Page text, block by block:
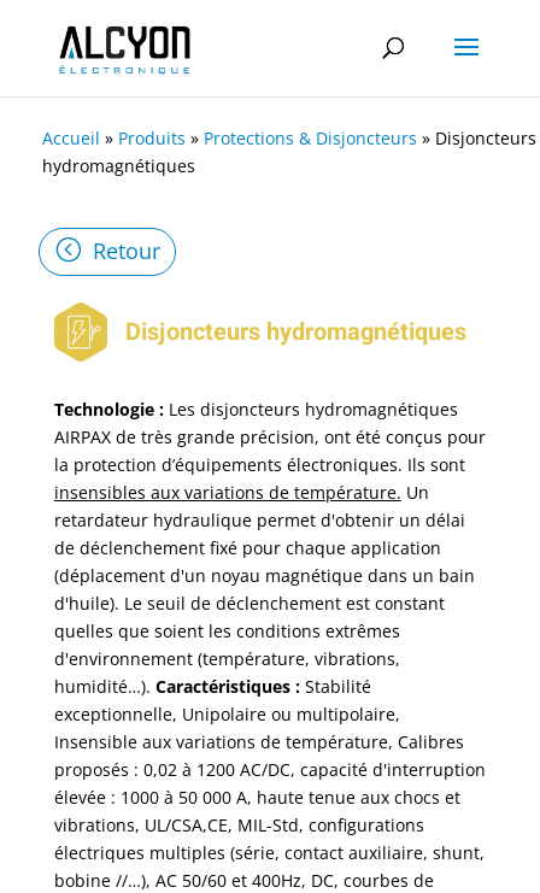
Accueil » Produits » Protections & Disjoncteurs » Disjoncteurs
hydromagnétiques
Retour
Disjoncteurs hydromagnétiques
Technologie :Les disjoncteurs hydromagnétiques
AIRPAX de très grande précision, ont été conçus pour
la protection d’équipements électroniques. Ils sont
insensibles aux variations de température. Un
retardateur hydraulique permet d'obtenir un délai
de déclenchement fixé pour chaque application
(déplacement d'un noyau magnétique dans un bain
d'huile). Le seuil de déclenchement est constant
quelles que soient les conditions extrêmes
d'environnement (température, vibrations,
humidité…). Caractéristiques : Stabilité
exceptionnelle, Unipolaire ou multipolaire,
Insensible aux variations de température, Calibres
proposés : 0,02 à 1200 AC/DC, capacité d'interruption
élevée : 1000 à 50 000 A, haute tenue aux chocs et
vibrations, UL/CSA,CE, MIL-Std, configurations
électriques multiples (série, contact auxiliaire, shunt,
bobine //…), AC 50/60 et 400Hz, DC, courbes de